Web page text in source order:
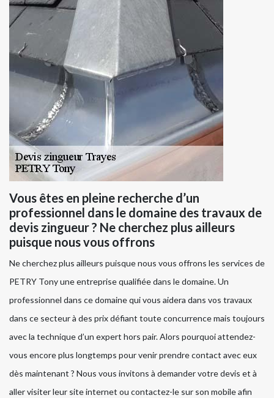
Vous êtes en pleine recherche d’un
professionnel dans le domaine des travaux de
devis zingueur ? Ne cherchez plus ailleurs
puisque nous vous offrons
Ne cherchez plus ailleurs puisque nous vous offrons les services de
PETRY Tony une entreprise qualifiée dans le domaine. Un
professionnel dans ce domaine qui vous aidera dans vos travaux
dans ce secteur à des prix défiant toute concurrence mais toujours
avec la technique d’un expert hors pair. Alors pourquoi attendez-
vous encore plus longtemps pour venir prendre contact avec eux
dès maintenant ? Nous vous invitons à demander votre devis et à
aller visiter leur site internet ou contactez-le sur son mobile afin